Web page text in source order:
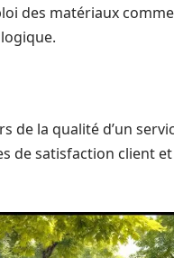
des matériaux
de la qualité d’un
de satisfaction client